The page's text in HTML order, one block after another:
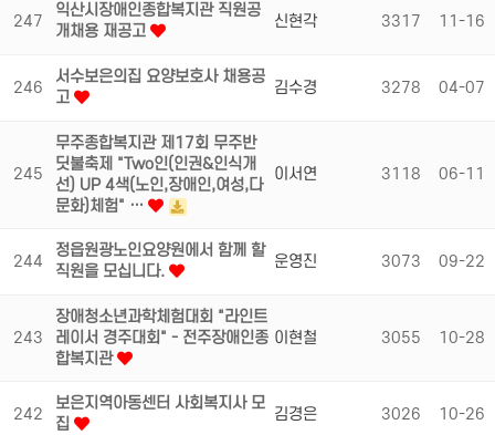
247
익산시장애인종합복지관 직원공
개채용 재공고
신현각 3317 11-16
246
서수보은의집 요양보호사 채용공
고
김수경 3278 04-07
245
무주종합복지관 제17회 무주반
딧불축제 "Two인(인권&인식개
선) UP 4색(노인,장애인,여성,다
문화)체험" …
이서연 3118 06-11
244
정읍원광노인요양원에서 함께 할
직원을 모십니다.
운영진 3073 09-22
243
장애청소년과학체험대회 "라인트
레이서 경주대회" - 전주장애인종
합복지관
이현철 3055 10-28
242
보은지역아동센터 사회복지사 모
집
김경은 3026 10-26